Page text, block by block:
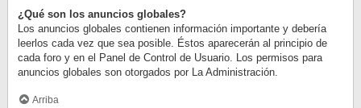
¿Qué son los anuncios globales?
Los anuncios globales contienen información importante y debería
leerlos cada vez que sea posible. Éstos aparecerán al principio de
cada foro y en el Panel de Control de Usuario. Los permisos para
anuncios globales son otorgados por La Administración.
Arriba